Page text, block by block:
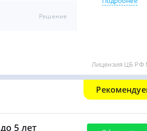
Решение
Лицензия ЦБ
до 5 лет